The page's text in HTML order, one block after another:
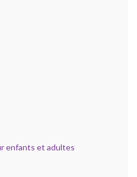
enfants et adultes